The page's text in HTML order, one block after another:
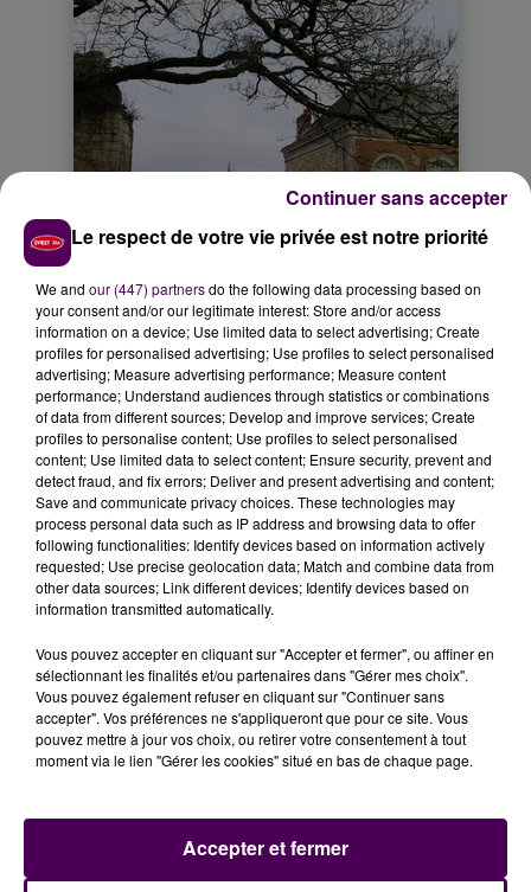
Le respect de votre vie privée est notre priorité
We and our (447) partnersdo the following data processing based on
your consent and/or our legitimate interest: Store and/or access
information on a device; Use limited data to select advertising; Create
profiles for personalised advertising; Use profiles to select personalised
advertising; Measure advertising performance; Measure content
performance; Understand audiences through statistics or combinations
of data from different sources; Develop and improve services; Create
profiles to personalise content; Use profiles to select personalised
content; Use limited data to select content; Ensure security, prevent and
detect fraud, and fix errors; Deliver and present advertising and content;
Save and communicate privacy choices. These technologies may
process personal data such as IP address and browsing data to offer
following functionalities: Identify devices based on information actively
requested; Use precise geolocation data; Match and combine data from
other data sources; Link different devices; Identify devices based on
information transmitted automatically.
Vous pouvez accepter en cliquant sur "Accepter et fermer", ou affiner en
sélectionnant les finalités et/ou partenaires dans "Gérer mes choix".
Vous pouvez également refuser en cliquant sur "Continuer sans
accepter". Vos préférences ne s'appliqueront que pour ce site. Vous
pouvez mettre à jour vos choix, ou retirer votre consentement à tout
moment via le lien "Gérer les cookies" situé en bas de chaque page.
Accepter et fermer
Continuer sans accepter